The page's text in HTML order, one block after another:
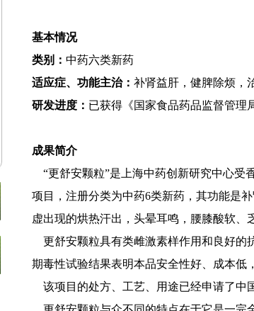
基本情况
类别： 中药六类新药
适应症、功能主治： 补肾益肝，健脾除烦，
研发进度： 已获得《国家食品药品监督管理
成果简介
“更舒安颗粒”是上海中药创新研究中心受
项目，注册分类为中药6类新药，其功能是
虚出现的烘热汗出，头晕耳鸣，腰膝酸软、
更舒安颗粒具有类雌激素样作用和良好的
期毒性试验结果表明本品安全性好、成本低
该项目的处方、工艺、用途已经申请了中